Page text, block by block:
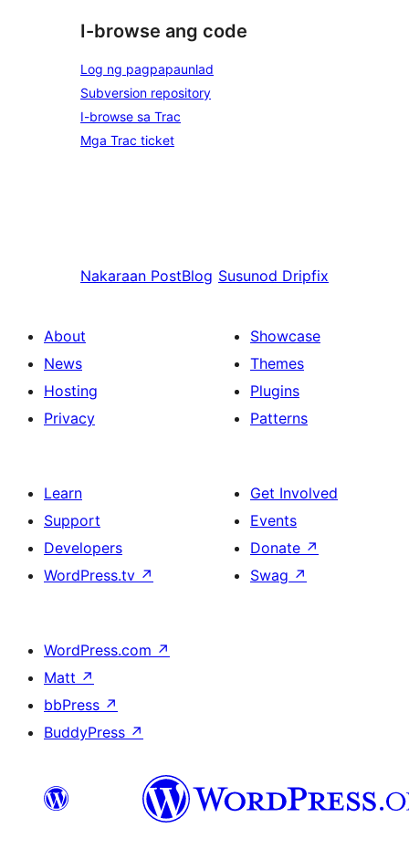
I-browse ang code
Log ng pagpapaunlad
Subversion repository
I-browse sa Trac
Mga Trac ticket
Nakaraan PostBlog Susunod Dripfix
About
News
Hosting
Privacy
Showcase
Themes
Plugins
Patterns
Learn
Support
Developers
WordPress.tv ↗
Get Involved
Events
Donate ↗
Swag ↗
WordPress.com ↗
Matt ↗
bbPress ↗
BuddyPress ↗